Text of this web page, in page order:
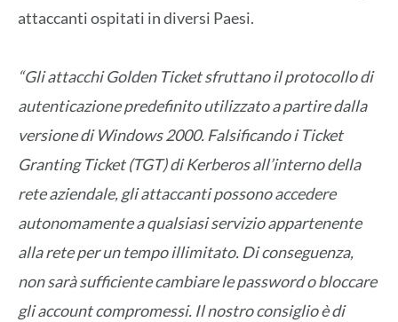
attaccanti ospitati in diversi Paesi.
“Gli attacchi Golden Ticket sfruttano il protocollo di
autenticazione predefinito utilizzato a partire dalla
versione di Windows 2000. Falsificando i Ticket
Granting Ticket (TGT) di Kerberos all’interno della
rete aziendale, gli attaccanti possono accedere
autonomamente a qualsiasi servizio appartenente
alla rete per un tempo illimitato. Di conseguenza,
non sarà sufficiente cambiare le password o bloccare
gli account compromessi. Il nostro consiglio è di